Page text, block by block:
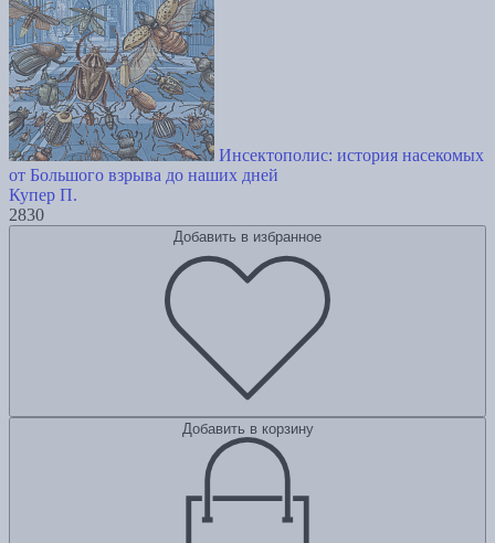
Инсектополис: история насекомых
от Большого взрыва до наших дней
Купер П.
2830
Добавить в избранное
Добавить в корзину